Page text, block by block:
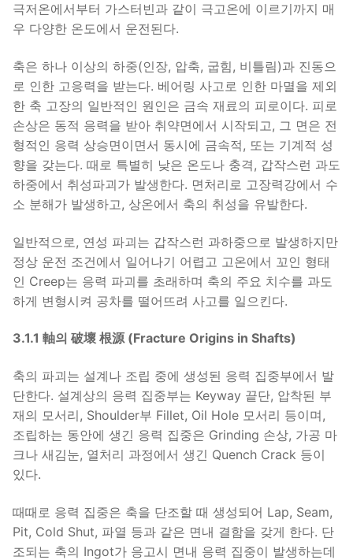
극저온에서부터 가스터빈과 같이 극고온에 이르기까지 매
우 다양한 온도에서 운전된다.
축은 하나 이상의 하중(인장, 압축, 굽힘, 비틀림)과 진동으
로 인한 고응력을 받는다. 베어링 사고로 인한 마멸을 제외
한 축 고장의 일반적인 원인은 금속 재료의 피로이다. 피로
손상은 동적 응력을 받아 취약면에서 시작되고, 그 면은 전
형적인 응력 상승면이면서 동시에 금속적, 또는 기계적 성
향을 갖는다. 때로 특별히 낮은 온도나 충격, 갑작스런 과도
하중에서 취성파괴가 발생한다. 면처리로 고장력강에서 수
소 분해가 발생하고, 상온에서 축의 취성을 유발한다.
일반적으로, 연성 파괴는 갑작스런 과하중으로 발생하지만
정상 운전 조건에서 일어나기 어렵고 고온에서 꼬인 형태
인 Creep는 응력 파괴를 초래하며 축의 주요 치수를 과도
하게 변형시켜 공차를 떨어뜨려 사고를 일으킨다.
3.1.1 軸의 破壞 根源 (Fracture Origins in Shafts)
축의 파괴는 설계나 조립 중에 생성된 응력 집중부에서 발
단한다. 설계상의 응력 집중부는 Keyway 끝단, 압착된 부
재의 모서리, Shoulder부 Fillet, Oil Hole 모서리 등이며,
조립하는 동안에 생긴 응력 집중은 Grinding 손상, 가공 마
크나 새김눈, 열처리 과정에서 생긴 Quench Crack 등이
있다.
때때로 응력 집중은 축을 단조할 때 생성되어 Lap, Seam,
Pit, Cold Shut, 파열 등과 같은 면내 결함을 갖게 한다. 단
조되는 축의 Ingot가 응고시 면내 응력 집중이 발생하는데